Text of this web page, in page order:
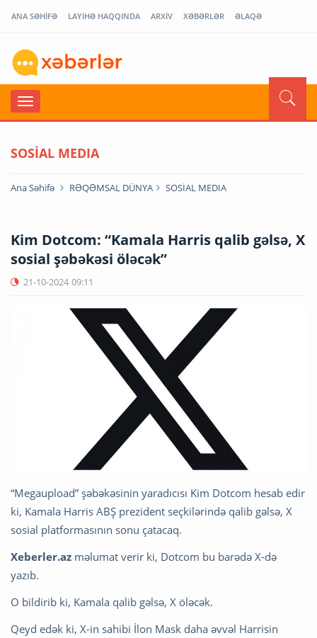
ANA SƏHİFƏ LAYİHƏ HAQQINDA ARXİV XƏBƏRLƏR ƏLAQƏ
SOSİAL MEDIA
Ana Səhifə RƏQƏMSAL DÜNYA SOSİAL MEDIA
Kim Dotcom: “Kamala Harris qalib gəlsə, X
sosial şəbəkəsi öləcək”
21-10-2024 09:11
“Megaupload” şəbəkəsinin yaradıcısı Kim Dotcom hesab edir
ki, Kamala Harris ABŞ prezident seçkilərində qalib gəlsə, X
sosial platformasının sonu çatacaq.
Xeberler.az məlumat verir ki, Dotcom bu barədə X-də
yazıb.
O bildirib ki, Kamala qalib gəlsə, X öləcək.
Qeyd edək ki, X-in sahibi İlon Mask daha əvvəl Harrisin